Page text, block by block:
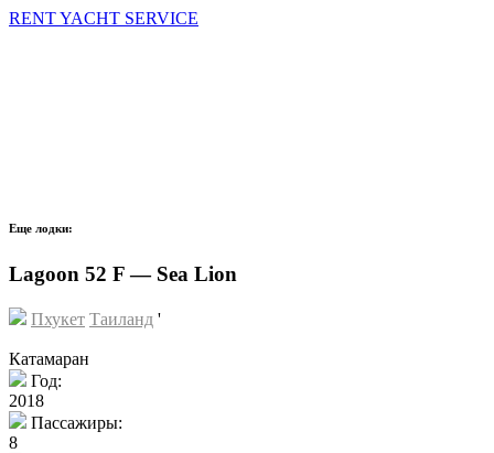
RENT YACHT SERVICE
Еще лодки:
Lagoon 52 F — Sea Lion
Пхукет Таиланд '
Катамаран
Год:
2018
Пассажиры:
8